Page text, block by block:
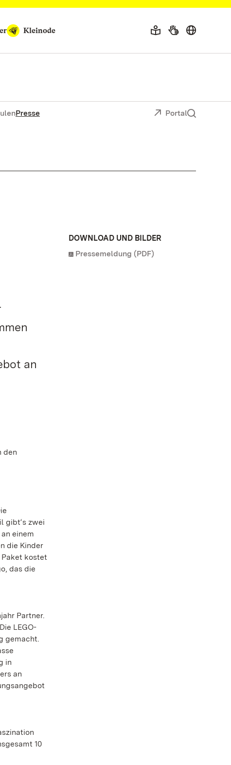
Kleinode
Presse Portal
an
den
gibt‘s zwei
einem
die Kinder
Paket kostet
das die
Partner.
LEGO-
gemacht.
in
an
10
DOWNLOAD UND BILDER
Pressemeldung (PDF)